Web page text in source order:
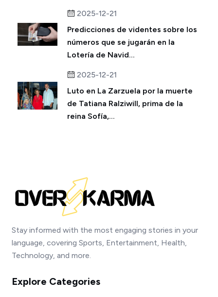
2025-12-21
Predicciones de videntes sobre los
números que se jugarán en la
Lotería de Navid...
2025-12-21
Luto en La Zarzuela por la muerte
de Tatiana Ralziwill, prima de la
reina Sofía,...
Stay informed with the most engaging stories in your
language, covering Sports, Entertainment, Health,
Technology, and more.
Explore Categories